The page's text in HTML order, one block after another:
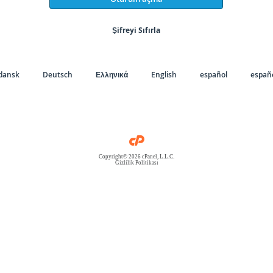
Şifreyi Sıfırla
Deutsch Ελληνικά English español
Copyright© 2026 cPanel, L.L.C.
Gizlilik Politikası